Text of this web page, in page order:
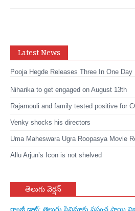
Latest News
Pooja Hegde Releases Three In One Day
Niharika to get engaged on August 13th
Rajamouli and family tested positive for
Venky shocks his directors
Uma Maheswara Ugra Roopasya Movie
Allu Arjun’s Icon is not shelved
తెలుగు వెర్షన్
రాంజీ డాట్: తెలుగు సినిమాకు ప్రపంచ స్థాయి